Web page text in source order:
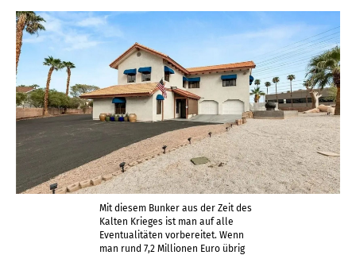
Mit diesem Bunker aus der Zeit des
Kalten Krieges ist man auf alle
Eventualitäten vorbereitet. Wenn
man rund 7,2 Millionen Euro übrig